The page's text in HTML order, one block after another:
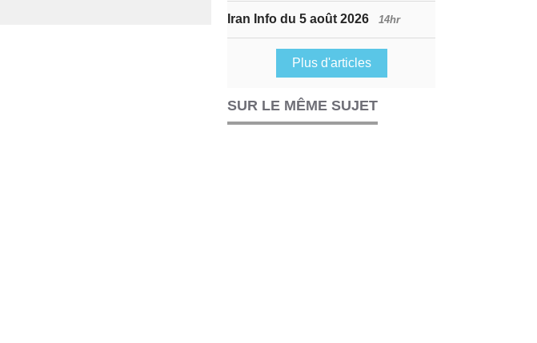
Iran Info du 5 août 2026 14hr
Plus d'articles
SUR LE MÊME SUJET